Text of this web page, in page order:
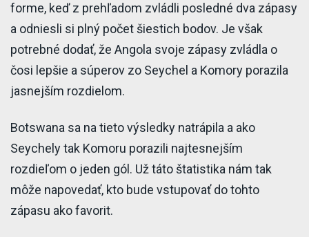
forme, keď z prehľadom zvládli posledné dva zápasy
a odniesli si plný počet šiestich bodov. Je však
potrebné dodať, že Angola svoje zápasy zvládla o
čosi lepšie a súperov zo Seychel a Komory porazila
jasnejším rozdielom.
Botswana sa na tieto výsledky natrápila a ako
Seychely tak Komoru porazili najtesnejším
rozdieľom o jeden gól. Už táto štatistika nám tak
môže napovedať, kto bude vstupovať do tohto
zápasu ako favorit.